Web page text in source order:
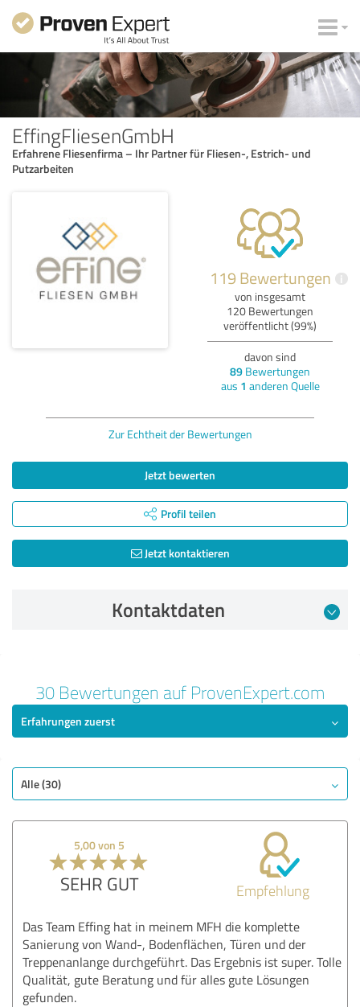
EffingFliesenGmbH
Erfahrene Fliesenfirma – Ihr Partner für Fliesen-, Estrich- und
Putzarbeiten
119 Bewertungen i
von insgesamt
120 Bewertungen
veröffentlicht (99%)
davon sind
89 Bewertungen
aus 1 anderen Quelle
Zur Echtheit der Bewertungen
Jetzt bewerten
Profil teilen
Jetzt kontaktieren
Kontaktdaten
5,00 von 5
Qualität
Nutzen
Umsetzung
30 Bewertungen auf ProvenExpert.com
Erfahrungen zuerst
Alle (30)
5,00 von 5
SEHR GUT Empfehlung
Das Team Effing hat in meinem MFH die komplette
Sanierung von Wand-, Bodenflächen, Türen und der
Treppenanlange durchgeführt. Das Ergebnis ist super. Tolle
Qualität, gute Beratung und für alles gute Lösungen
gefunden.